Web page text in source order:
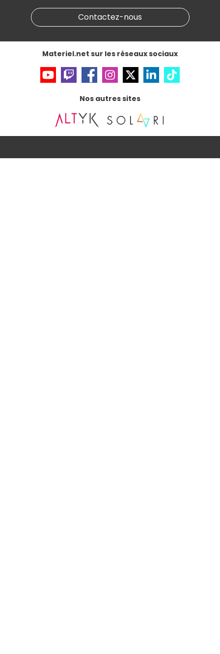
Informations légales
Données personnelles
Accessibilité : non conforme
Contactez-nous
Materiel.net sur les réseaux sociaux
Nos autres sites